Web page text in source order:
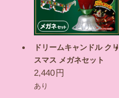
ドリームキャンドル クリ
スマス メガネセット
2,440 円
あり